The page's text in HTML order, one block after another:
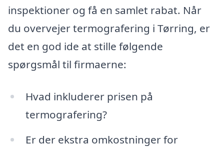
inspektioner og få en samlet rabat. Når
du overvejer termografering i Tørring, er
det en god ide at stille følgende
spørgsmål til firmaerne:
Hvad inkluderer prisen på
termografering?
Er der ekstra omkostninger for